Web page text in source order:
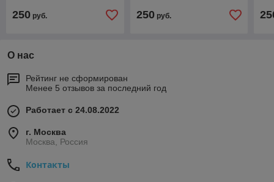
250 руб. 250руб.
О нас
Рейтинг не сформирован
Менее 5 отзывов за последний год
Работает с 24.08.2022
г. Москва
Москва, Россия
Контакты